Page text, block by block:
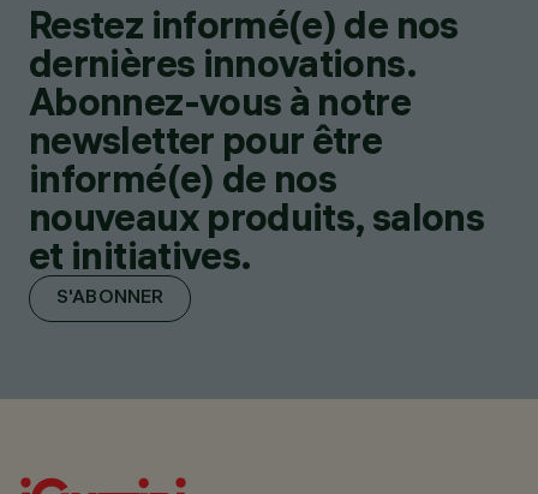
Restez informé(e) de nos
dernières innovations.
Abonnez-vous à notre
newsletter pour être
informé(e) de nos
nouveaux produits, salons
et initiatives.
S'ABONNER